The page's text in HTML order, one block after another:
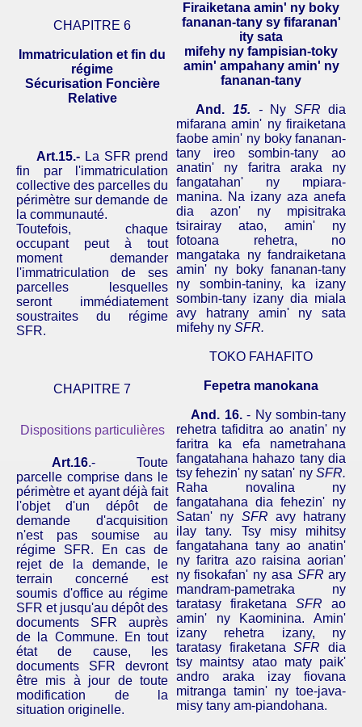
CHAPITRE 6
Immatriculation et fin du
régime
Sécurisation Foncière
Relative
Art.15.- La SFR prend
fin par l'immatriculation
collective des parcelles du
périmètre sur demande de
la communauté.
Toutefois, chaque
occupant peut à tout
moment demander
l'immatriculation de ses
parcelles lesquelles
seront immédiatement
soustraites du régime
SFR.
CHAPITRE 7
Dispositions particulières
Art.16.- Toute
parcelle comprise dans le
périmètre et ayant déjà fait
l'objet d'un dépôt de
demande d'acquisition
n'est pas soumise au
régime SFR. En cas de
rejet de la demande, le
terrain concerné est
soumis d'office au régime
SFR et jusqu'au dépôt des
documents SFR auprès
de la Commune. En tout
état de cause, les
documents SFR devront
être mis à jour de toute
modification de la
situation originelle.
Firaiketana amin' ny boky
fananan-tany sy fifaranan'
ity sata
mifehy ny fampisian-toky
amin' ampahany amin' ny
fananan-tany
And. 15. - Ny SFRdia
mifarana amin' ny firaiketana
faobe amin' ny boky fananan-
tany
ireo sombin-tany
ao
anatin' ny faritra araka
ny
fangatahan' ny
mpiara-
manina. Na izany aza anefa
dia
azon' ny
mpisitraka
tsirairay
atao, amin' ny
fotoana
rehetra, no
mangataka
ny fandraiketana
amin' ny boky fananan-tany
ny
sombin-taniny, ka izany
sombin-tany izany dia miala
avy
hatrany amin' ny
sata
mifehy ny SFR.
TOKO FAHAFITO
Fepetra manokana
And. 16.- Ny sombin-tany
rehetra tafiditra ao anatin' ny
faritra ka efa
nametrahana
fangatahana hahazo tany dia
tsy fehezin' ny satan' ny SFR.
Raha
novalina
ny
fangatahana dia fehezin' ny
Satan' ny SFR avy
hatrany
ilay
tany. Tsy misy
mihitsy
fangatahana tany ao anatin'
ny faritra azo raisina aorian'
ny fisokafan' ny asa SFRary
mandram-pametraka
ny
taratasy
firaketana SFRao
amin' ny Kaominina.Amin'
izany
rehetra izany, ny
taratasy
firaketana SFRdia
tsy
maintsy atao maty paik'
andro
araka izay
fiovana
mitranga tamin' ny toe-java-
misy tanyam-piandohana.